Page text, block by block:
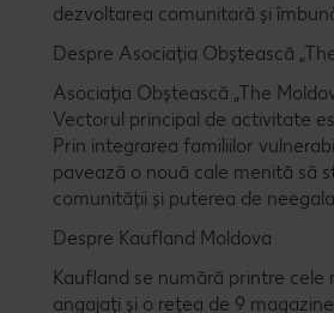
dezvoltarea comunitară și
Despre Asociația Obștească
Asociația Obștească „The
Vectorul principal de activitate
Prin integrarea familiilor
pavează o nouă cale menită să
comunității și puterea de
Despre Kaufland Moldova
Kaufland se numără printre cele
angajați și o rețea de 9